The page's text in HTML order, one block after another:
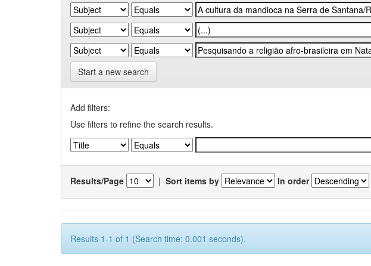
Start a new search
Add filters:
Use filters to refine the search results.
Results/Page | Sort items by In order
Results 1-1 of 1 (Search time: 0.001 seconds).